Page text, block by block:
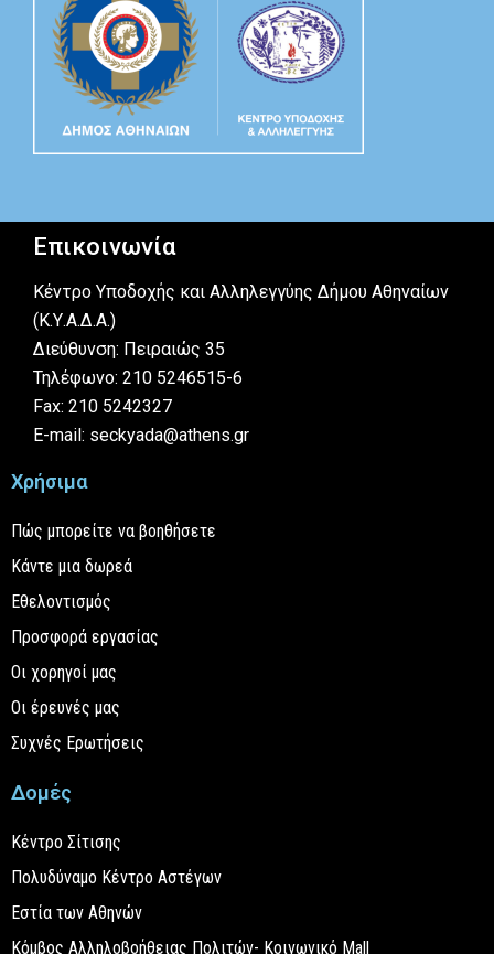
Επικοινωνία
Κέντρο Υποδοχής και Αλληλεγγύης Δήμου Αθηναίων
(Κ.Υ.Α.Δ.Α.)
Διεύθυνση: Πειραιώς 35
Τηλέφωνο: 210 5246515-6
Fax: 210 5242327
E-mail: seckyada@athens.gr
Χρήσιμα
Πώς μπορείτε να βοηθήσετε
Κάντε μια δωρεά
Εθελοντισμός
Προσφορά εργασίας
Οι χορηγοί μας
Οι έρευνές μας
Συχνές Ερωτήσεις
Δομές
Κέντρο Σίτισης
Πολυδύναμο Κέντρο Αστέγων
Εστία των Αθηνών
Κόμβος Αλληλοβοήθειας Πολιτών- Κοινωνικό Mall